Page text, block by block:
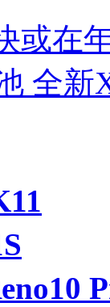
或在
全新